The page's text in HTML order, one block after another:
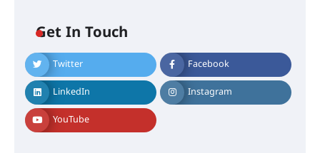
Get In Touch
Twitter Facebook
LinkedIn Instagram
YouTube